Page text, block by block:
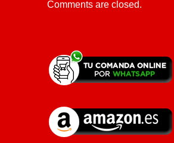
Comments are closed.